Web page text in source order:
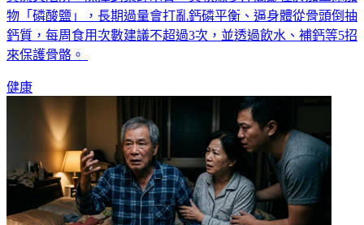
質流失陷阱。陳澤鈞藥師示警，其軟嫩多汁關鍵在於加工添加
物「磷酸鹽」，長期過量會打亂鈣磷平衡、逼身體從骨頭倒抽
鈣質，每周食用次數建議不超過3次，並透過飲水、補鈣等5招